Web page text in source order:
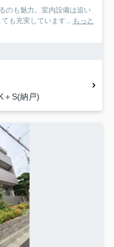
のも魅力。室内設備は追い
も充実しています... もっと
＋S(納戸)